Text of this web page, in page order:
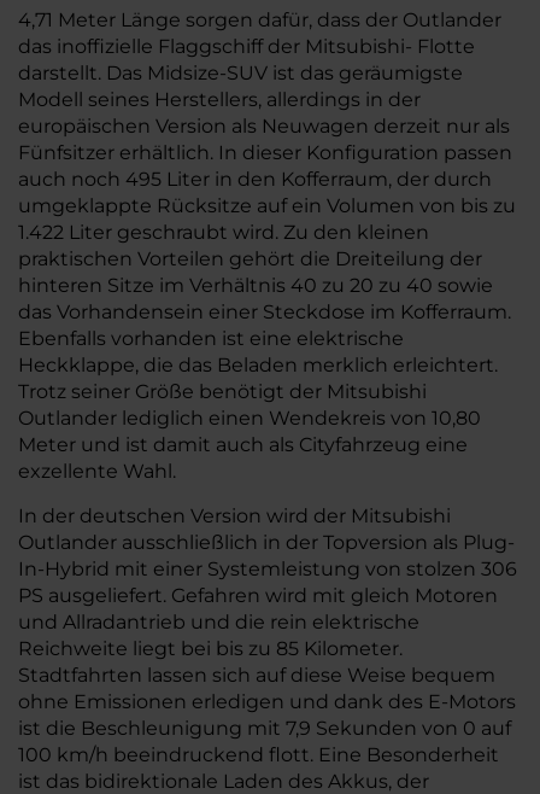
4,71 Meter Länge sorgen dafür, dass der Outlander
das inoffizielle Flaggschiff der Mitsubishi- Flotte
darstellt. Das Midsize-SUV ist das geräumigste
Modell seines Herstellers, allerdings in der
europäischen Version als Neuwagen derzeit nur als
Fünfsitzer erhältlich. In dieser Konfiguration passen
auch noch 495 Liter in den Kofferraum, der durch
umgeklappte Rücksitze auf ein Volumen von bis zu
1.422 Liter geschraubt wird. Zu den kleinen
praktischen Vorteilen gehört die Dreiteilung der
hinteren Sitze im Verhältnis 40 zu 20 zu 40 sowie
das Vorhandensein einer Steckdose im Kofferraum.
Ebenfalls vorhanden ist eine elektrische
Heckklappe, die das Beladen merklich erleichtert.
Trotz seiner Größe benötigt der Mitsubishi
Outlander lediglich einen Wendekreis von 10,80
Meter und ist damit auch als Cityfahrzeug eine
exzellente Wahl.
In der deutschen Version wird der Mitsubishi
Outlander ausschließlich in der Topversion als Plug-
In-Hybrid mit einer Systemleistung von stolzen 306
PS ausgeliefert. Gefahren wird mit gleich Motoren
und Allradantrieb und die rein elektrische
Reichweite liegt bei bis zu 85 Kilometer.
Stadtfahrten lassen sich auf diese Weise bequem
ohne Emissionen erledigen und dank des E-Motors
ist die Beschleunigung mit 7,9 Sekunden von 0 auf
100 km/h beeindruckend flott. Eine Besonderheit
ist das bidirektionale Laden des Akkus, der